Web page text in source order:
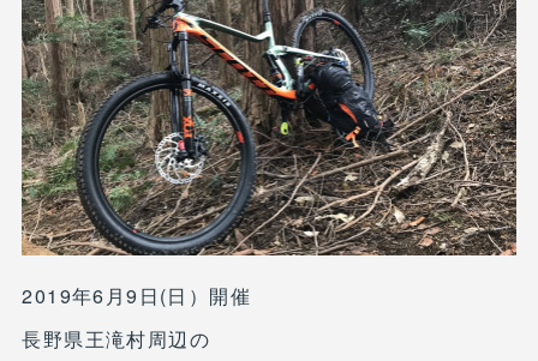
2019年6月9日(日）開催
長野県王滝村周辺の